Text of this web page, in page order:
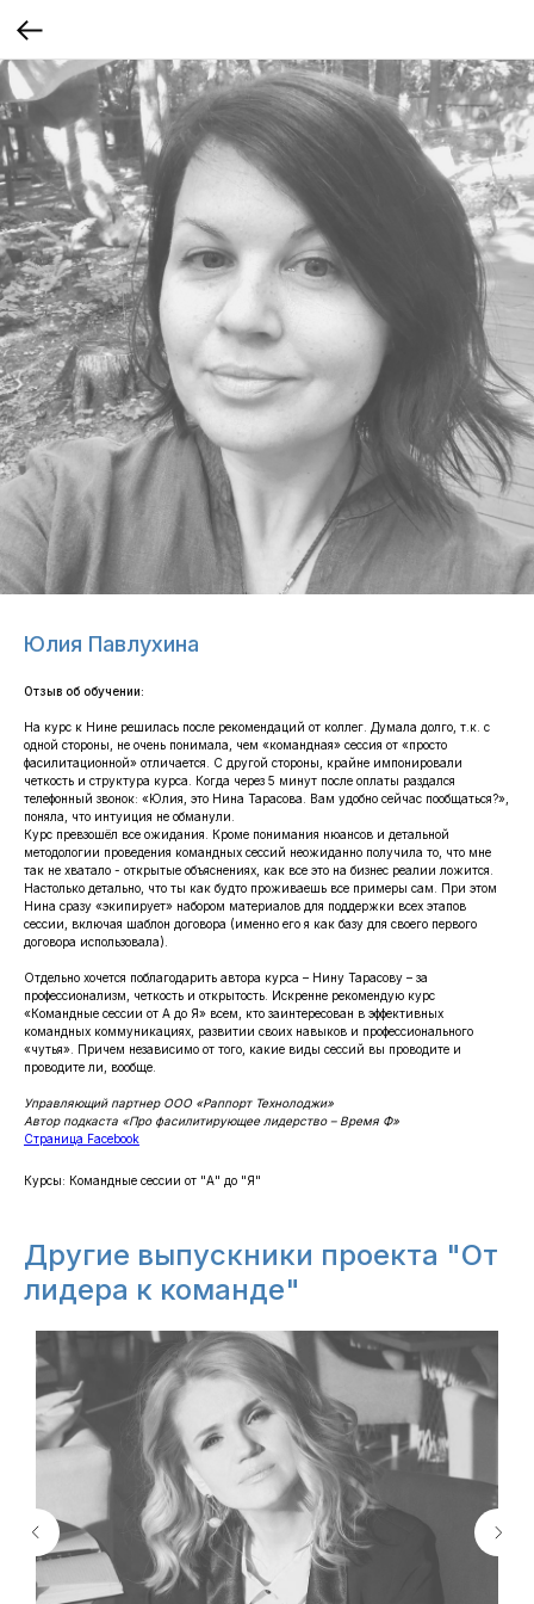
Юлия Павлухина
Отзыв об обучении:
На курс к Нине решилась после рекомендаций от коллег. Думала долго, т.к. с
одной стороны, не очень понимала, чем «командная» сессия от «просто
фасилитационной» отличается. С другой стороны, крайне импонировали
четкость и структура курса. Когда через 5 минут после оплаты раздался
телефонный звонок: «Юлия, это Нина Тарасова. Вам удобно сейчас пообщаться?»,
поняла, что интуиция не обманули.
Курс превзошёл все ожидания. Кроме понимания нюансов и детальной
методологии проведения командных сессий неожиданно получила то, что мне
так не хватало - открытые объяснениях, как все это на бизнес реалии ложится.
Настолько детально, что ты как будто проживаешь все примеры сам. При этом
Нина сразу «экипирует» набором материалов для поддержки всех этапов
сессии, включая шаблон договора (именно его я как базу для своего первого
договора использовала).
Отдельно хочется поблагодарить автора курса – Нину Тарасову – за
профессионализм, четкость и открытость. Искренне рекомендую курс
«Командные сессии от А до Я» всем, кто заинтересован в эффективных
командных коммуникациях, развитии своих навыков и профессионального
«чутья». Причем независимо от того, какие виды сессий вы проводите и
проводите ли, вообще.
Управляющий партнер ООО «Раппорт Технолоджи»
Автор подкаста «Про фасилитирующее лидерство – Время Ф»
Страница Facebook
Курсы: ​Командные сессии от "А" до "Я"
Другие выпускники проекта "От
лидера к команде"